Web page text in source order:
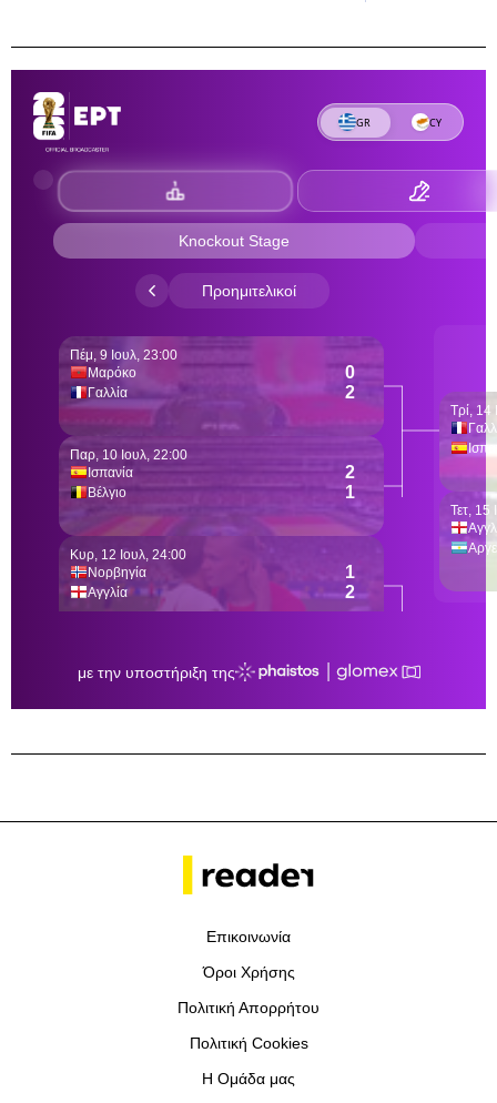
Επικοινωνία
Όροι Χρήσης
Πολιτική Απορρήτου
Πολιτική Cookies
Η Ομάδα μας